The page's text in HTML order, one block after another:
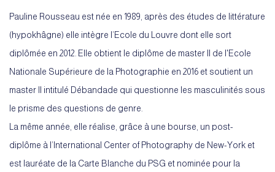
Pauline Rousseau est née en 1989, après des études de littérature
(hypokhâgne) elle intègre l’Ecole du Louvre dont elle sort
diplômée en 2012. Elle obtient le diplôme de master II de l'Ecole
Nationale Supérieure de la Photographie en 2016 et soutient un
master II intitulé Débandade qui questionne les masculinités sous
le prisme des questions de genre.
La même année, elle réalise, grâce à une bourse, un post-
diplôme à l’International Center of Photography de New-York et
est lauréate de la Carte Blanche du PSG et nominée pour la